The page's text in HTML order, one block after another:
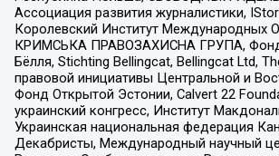
Ассоциация развития журналистики,
Королевский Институт Международных
КРИМСЬКА ПРАВОЗАХИСНА ГРУПА, Фонд
Бёлля, Stichting Bellingcat, Bellingcat Ltd,
правовой инициативы Центральной и
Фонд Открытой Эстонии, Calvert 22
украинский конгресс, Институт
Украинская национальная федерация
Декабристы, Международный научный